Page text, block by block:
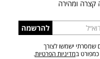
ומהירה
להרשמה
שמסרתי ישמשו לצורך
כמפורט במדיניות הפרטיות.